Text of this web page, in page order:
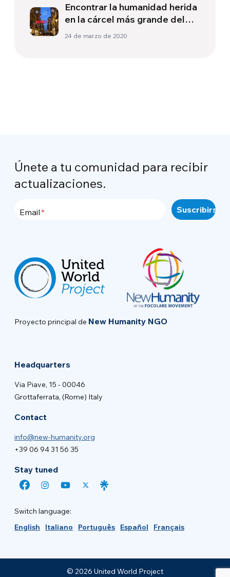
Encontrar la humanidad herida
en la cárcel más grande del
Líbano
24 de marzo de 2020
Únete a tu comunidad para recibir
actualizaciones.
Email
Proyecto principal de New Humanity NGO
Headquarters
Via Piave, 15 - 00046
Grottaferrata, (Rome) Italy
Contact
info@new-humanity.org
+39 06 94 31 56 35
Stay tuned
Switch language:
English
Italiano Português Español Français
© 2026 United World Project